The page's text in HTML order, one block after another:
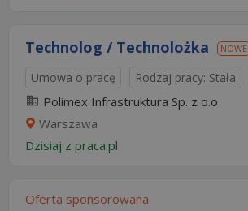
Technolog / Technolożka NOWE
Umowa o pracę Rodzaj pracy: Stała
Polimex Infrastruktura Sp. z o.o
Warszawa
Dzisiaj z praca.pl
Oferta sponsorowana